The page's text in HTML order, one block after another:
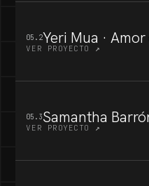
05.2Yeri Mua ·
VER PROYECTO ↗
05.3Samantha
VER PROYECTO ↗